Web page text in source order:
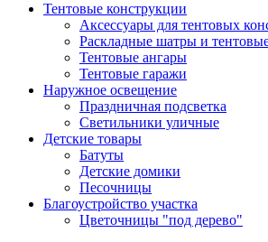
Тентовые конструкции
Аксессуары для тентовых
Раскладные шатры и
Тентовые ангары
Тентовые гаражи
Наружное освещение
Праздничная подсветка
Светильники уличные
Детские товары
Батуты
Детские домики
Песочницы
Благоустройство участка
Цветочницы "под дерево"